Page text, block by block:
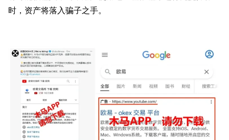
时，资产将落入骗子之手。